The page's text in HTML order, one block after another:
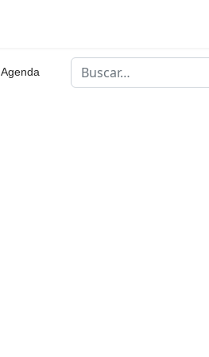
Agenda Buscar